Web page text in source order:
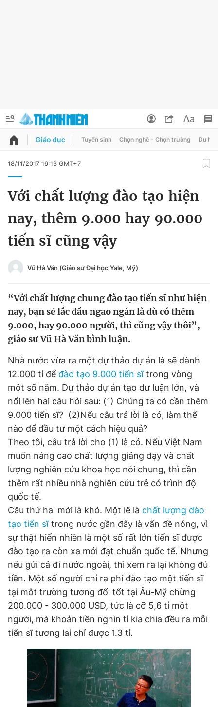
QUẢNG CÁO ĐẶT BÁO
Chuyên mục khác
Tin 24h
Video Magazine
Tiện ích Bạn cần biết
Thông tin tòa soạn Liên hệ quảng cáo
Đọc Thanh Niên trên điện thoại
Theo dõi báo trên
Hotline
0906 645 777
Liên hệ quảng cáo
0908 780 404
Đặt báo Quảng cáo RSS Tòa soạn Chính sách bảo
Tổng biên tập: Nguyễn Ngọc Toàn
Phó tổng biên tập thường trực: Hải Thành
Phó tổng biên tập: Lâm Hiếu Dũng
Phó tổng biên tập: Trần Việt Hưng
Giấy phép xuất bản số 110/GP - BTTTT cấp ngày 24.3.2020
© 2003-2026 Bản quyền thuộc về Báo Thanh Niên. Cấm sao
chép dưới mọi hình thức nếu không có sự chấp thuận bằng văn
bản. Phát triển bởi ePi Technologies, JSC.
Đổi mật khẩu
Tin đã lưu
Tin đã xem
Đăng xuất
Giáo dục Tuyển sinh Chọn nghề - Chọn trường Du học
18/11/2017 16:13 GMT+7
Với chất lượng đào tạo hiện
nay, thêm 9.000 hay 90.000
tiến sĩ cũng vậy
Vũ Hà Văn (Giáo sư Đại học Yale, Mỹ)
“Với chất lượng chung đào tạo tiến sĩ như hiện
nay, bạn sẽ lắc đầu ngao ngán là dù có thêm
9.000, hay 90.000 người, thì cũng vậy thôi”,
giáo sư Vũ Hà Văn bình luận.
Nhà nước vừa ra một dự thảo dự án là sẽ dành
12.000 tỉ để đào tạo 9.000 tiến sĩtrong vòng
một số năm. Dự thảo dự án tạo dư luận lớn, và
nổi lên hai câu hỏi sau: (1) Chúng ta có cần thêm
9.000 tiến sĩ? (2)Nếu câu trả lời là có, làm thế
nào để đầu tư một cách hiệu quả?
Theo tôi, câu trả lời cho (1) là có. Nếu Việt Nam
muốn nâng cao chất lượng giảng dạy và chất
lượng nghiên cứu khoa học nói chung, thì cần
thêm rất nhiều nhà nghiên cứu trẻ có trình độ
quốc tế.
Câu thứ hai mới là khó. Một lẽ là chất lượng đào
tạo tiến sĩtrong nước gần đây là vấn đề nóng, vì
sự thật hiển nhiên là một số rất lớn tiến sĩ được
đào tạo ra còn xa mới đạt chuẩn quốc tế. Nhưng
nếu gửi cả đi nước ngoài, thì xem ra lại không đủ
tiền. Một số người chỉ ra phí đào tạo một tiến sĩ
tại môt trường tương đối tốt tại Âu-Mỹ chừng
200.000 - 300.000 USD, tức là cỡ 5,6 tỉ môt
người, mà khoản tiền nghìn tỉ kia chia đều ra mỗi
tiến sĩ tương lai chỉ được 1.3 tỉ.